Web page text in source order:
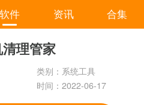
软件 资讯 合集
理管家
类别：系统工具
时间：2022-06-17